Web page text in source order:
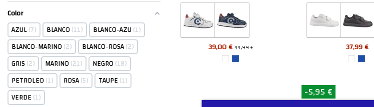
39,00 €44,99 € 37,99 €
-5,95 €
Color
AZUL 7 BLANCO 11 BLANCO-AZU 1
BLANCO-MARINO 2 BLANCO-ROSA 2
GRIS 2 MARINO 21 NEGRO 18
PETROLEO 1 ROSA 5 TAUPE 1
VERDE 1